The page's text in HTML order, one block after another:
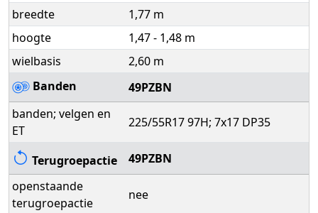
breedte
1,77 m
hoogte
1,47 - 1,48 m
wielbasis
2,60 m
Banden
49PZBN
banden; velgen en
ET
225/55R17 97H; 7x17 DP35
Terugroepactie
49PZBN
openstaande
terugroepactie
nee